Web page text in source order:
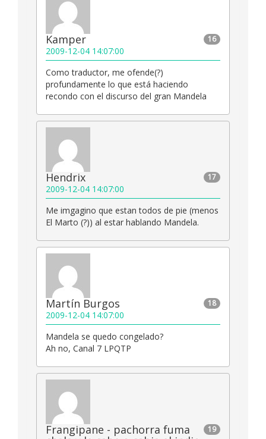
16
Kamper
2009-12-04 14:07:00
Como traductor, me ofende(?)
profundamente lo que está haciendo
recondo con el discurso del gran Mandela
17
Hendrix
2009-12-04 14:07:00
Me imgagino que estan todos de pie (menos
El Marto (?)) al estar hablando Mandela.
18
Martín Burgos
2009-12-04 14:07:00
Mandela se quedo congelado?
Ah no, Canal 7 LPQTP
19
Frangipane - pachorra fuma